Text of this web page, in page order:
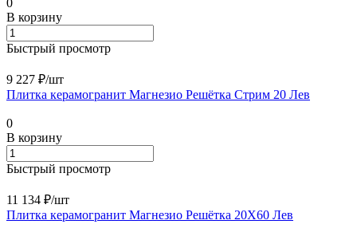
0
В корзину
Быстрый просмотр
9 227 ₽/шт
Плитка керамогранит Магнезио Решётка Стрим 20 Лев
0
В корзину
Быстрый просмотр
11 134 ₽/шт
Плитка керамогранит Магнезио Решётка 20X60 Лев